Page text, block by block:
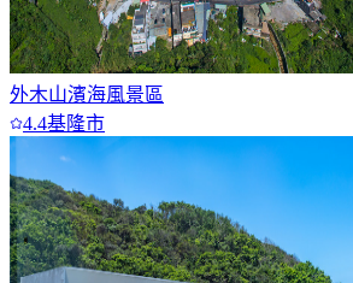
外木山濱海風景區
4.4基隆市